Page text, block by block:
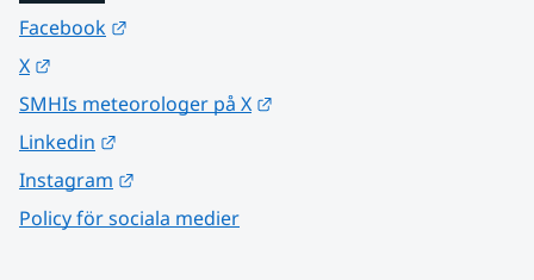
Facebook
X
SMHIs meteorologer på X
Linkedin
Instagram
Policy för sociala medier